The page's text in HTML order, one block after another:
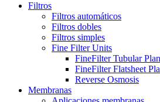
Filtros
Filtros automáticos
Filtros dobles
Filtros simples
Fine Filter Units
FineFilter Tubular
FineFilter Flatsheet
Reverse Osmosis
Membranas